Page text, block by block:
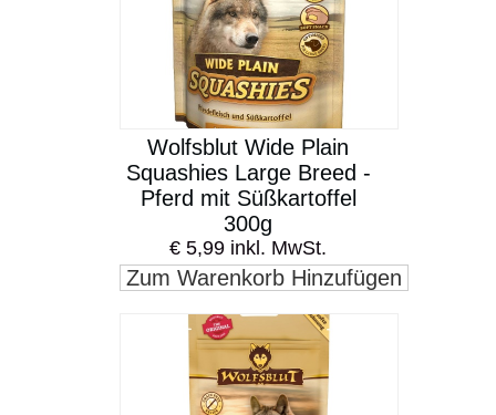
Wolfsblut Wide Plain
Squashies Large Breed -
Pferd mit Süßkartoffel
300g
€ 5,99 inkl. MwSt.
Zum Warenkorb Hinzufügen